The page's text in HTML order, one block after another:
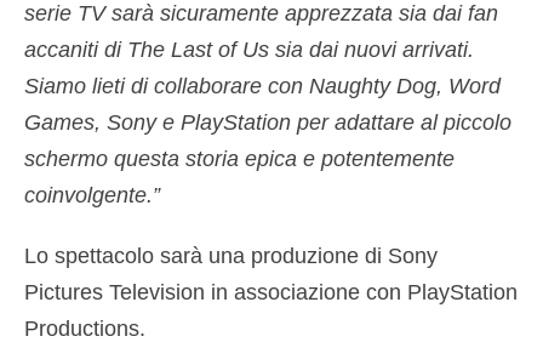
serie TV sarà sicuramente apprezzata sia dai fan
accaniti di The Last of Us sia dai nuovi arrivati.
Siamo lieti di collaborare con Naughty Dog, Word
Games, Sony e PlayStation per adattare al piccolo
schermo questa storia epica e potentemente
coinvolgente.”
Lo spettacolo sarà una produzione di Sony
Pictures Television in associazione con PlayStation
Productions.